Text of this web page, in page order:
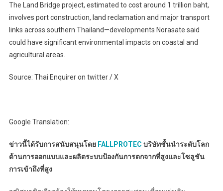
The Land Bridge project, estimated to cost around 1 trillion baht,
involves port construction, land reclamation and major transport
links across southern Thailand—developments Norasate said
could have significant environmental impacts on coastal and
agricultural areas.
Source: Thai Enquirer on twitter / X
Google Translation:
ข่าวนี้ได้รับการสนับสนุนโดย FALLPROTEC บริษัทชั้นนำระดับโลก
ด้านการออกแบบและผลิตระบบป้องกันการตกจากที่สูงและโซลูชัน
การเข้าถึงที่สูง